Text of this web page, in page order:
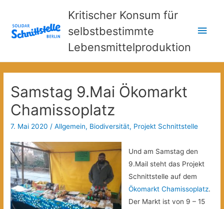
Kritischer Konsum für
selbstbestimmte
Lebensmittelproduktion
Samstag 9.Mai Ökomarkt
Chamissoplatz
7. Mai 2020 /Allgemein, Biodiversität, Projekt Schnittstelle
Und am Samstag den
9.Mail steht das Projekt
Schnittstelle auf dem
Ökomarkt Chamissoplatz.
Der Markt ist von 9 – 15